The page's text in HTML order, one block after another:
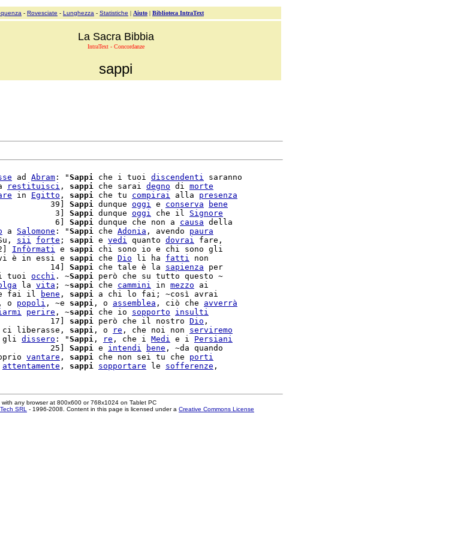
- Rovesciate - Lunghezza - Statistiche | Aiuto | Biblioteca IntraText
La Sacra Bibbia
IntraText - Concordanze
sappi
ad Abram : "Sappi che i tuoi discendenti saranno
restituisci , sappi che sarai degno di morte
in Egitto , sappi che tu compirai alla presenza
39] Sappi dunque oggi e conserva
bene
3]
Sappi dunque oggi che il Signore
6]
Sappi dunque che non a causa della
a Salomone : "Sappi che Adonia , avendo paura
sii forte ; sappi e vedi quanto dovrai fare,
Infòrmati e sappi
è in essi e sappi che Dio li ha fatti non
14] Sappi che tale è la sapienza per
tuoi occhi . ~Sappi però che su tutto questo ~
la vita ; ~sappi che cammini in mezzo ai
fai il
bene , sappi a chi lo fai; ~così avrai
, o popoli , ~e sappi , o assemblea , ciò che avverrà
perire , ~sappi che io sopporto
insulti
17] sappi però che il nostro Dio ,
ci liberasse, sappi , o re , che noi non serviremo
gli dissero : "Sappi , re , che i Medi e i Persiani
25] Sappi e intendi bene , ~da quando
vantare , sappi che non sei tu che porti
attentamente , sappi sopportare le sofferenze
with any browser at 800x600 or 768x1024 on Tablet PC
SRL - 1996-2008. Content in this page is licensed under a Creative Commons License